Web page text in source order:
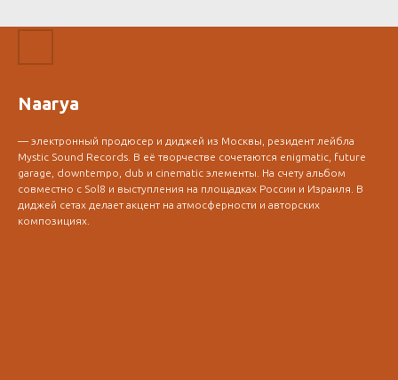
Naarya
— электронный продюсер и диджей из Москвы, резидент лейбла
Mystic Sound Records. В её творчестве сочетаются enigmatic, future
garage, downtempo, dub и cinematic элементы. На счету альбом
совместно с Sol8 и выступления на площадках России и Израиля. В
диджей сетах делает акцент на атмосферности и авторских
композициях.